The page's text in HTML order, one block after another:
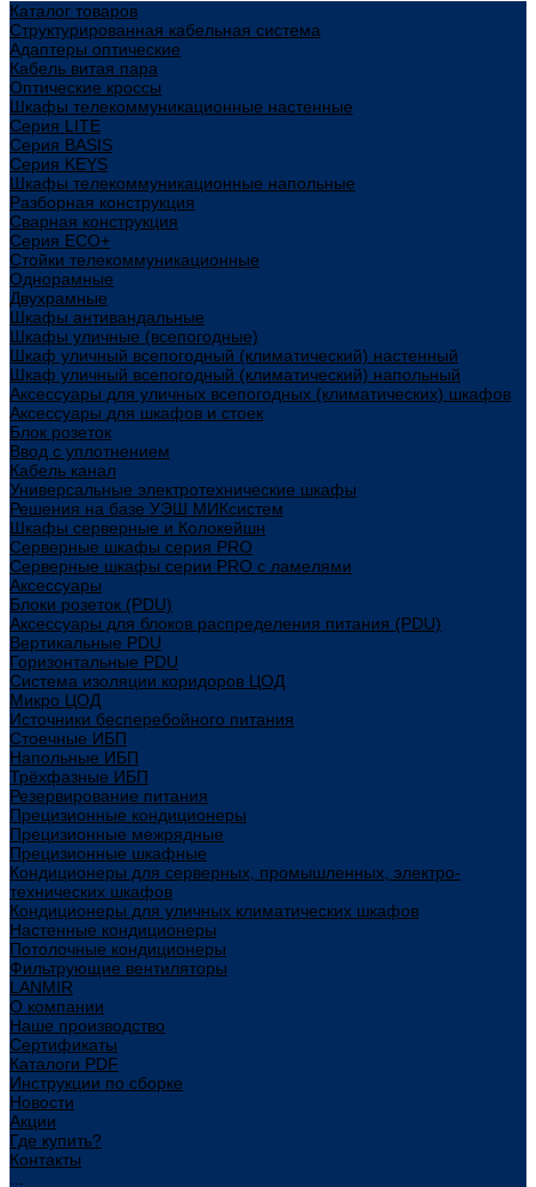
Каталог товаров
Структурированная кабельная система
Адаптеры оптические
Кабель витая пара
Оптические кроссы
Шкафы телекоммуникационные настенные
Cерия LITE
Cерия BASIS
Cерия KEYS
Шкафы телекоммуникационные напольные
Разборная конструкция
Сварная конструкция
Серия ECO+
Стойки телекоммуникационные
Однорамные
Двухрамные
Шкафы антивандальные
Шкафы уличные (всепогодные)
Шкаф уличный всепогодный (климатический) настенный
Шкаф уличный всепогодный (климатический) напольный
Аксессуары для уличных всепогодных (климатических) шкафов
Аксессуары для шкафов и стоек
Блок розеток
Ввод с уплотнением
Кабель канал
Универсальные электротехнические шкафы
Решения на базе УЭШ МИКсистем
Шкафы серверные и Колокейшн
Серверные шкафы серия PRO
Серверные шкафы серии PRO с ламелями
Аксессуары
Блоки розеток (PDU)
Аксессуары для блоков распределения питания (PDU)
Вертикальные PDU
Горизонтальные PDU
Система изоляции коридоров ЦОД
Микро ЦОД
Источники бесперебойного питания
Стоечные ИБП
Напольные ИБП
Трёхфазные ИБП
Резервирование питания
Прецизионные кондиционеры
Прецизионные межрядные
Прецизионные шкафные
Кондиционеры для серверных, промышленных, электро-
технических шкафов
Кондиционеры для уличных климатических шкафов
Настенные кондиционеры
Потолочные кондиционеры
Фильтрующие вентиляторы
LANMIR
О компании
Наше производство
Сертификаты
Каталоги PDF
Инструкции по сборке
Новости
Акции
Где купить?
Контакты